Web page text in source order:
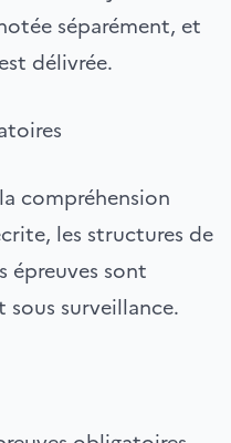
séparément, et
délivrée.
compréhension
les structures de
épreuves sont
surveillance.